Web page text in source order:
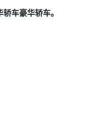
车豪华轿车。